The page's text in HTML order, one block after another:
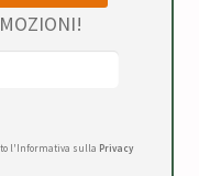
l'Informativa sulla Privacy